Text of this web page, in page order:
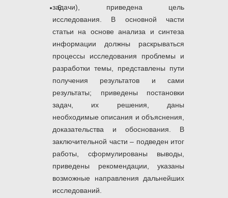
6
задачи), приведена цель
исследования. В основной части
статьи на основе анализа и синтеза
информации должны раскрываться
процессы исследования проблемы и
разработки темы, представлены пути
получения результатов и сами
результаты; приведены постановки
задач, их решения, даны
необходимые описания и объяснения,
доказательства и обоснования. В
заключительной части – подведен итог
работы, сформулированы выводы,
приведены рекомендации, указаны
возможные направления дальнейших
исследований.